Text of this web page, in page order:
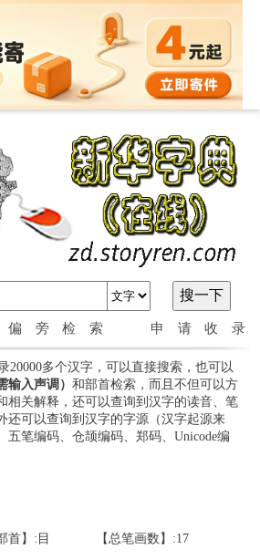
偏旁检索 申请收录
20000多个汉字，可以直接搜索，也可以
输入声调） 和部首检索，而且不但可以方
相关解释，还可以查询到汉字的读音、笔
还可以查询到汉字的字源（汉字起源来
五笔编码、仓颉编码、郑码、Unicode编
首】:目 【总笔画数】:17